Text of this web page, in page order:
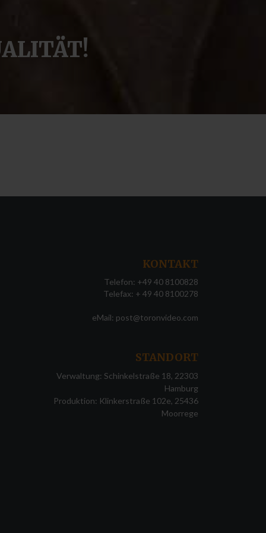
KONTAKT
Telefon: +49 40 8100828
Telefax: + 49 40 8100278
eMail: post@toronvideo.com
STANDORT
Verwaltung: Schinkelstraße 18, 22303
Hamburg
Produktion: Klinkerstraße 102e, 25436
Moorrege